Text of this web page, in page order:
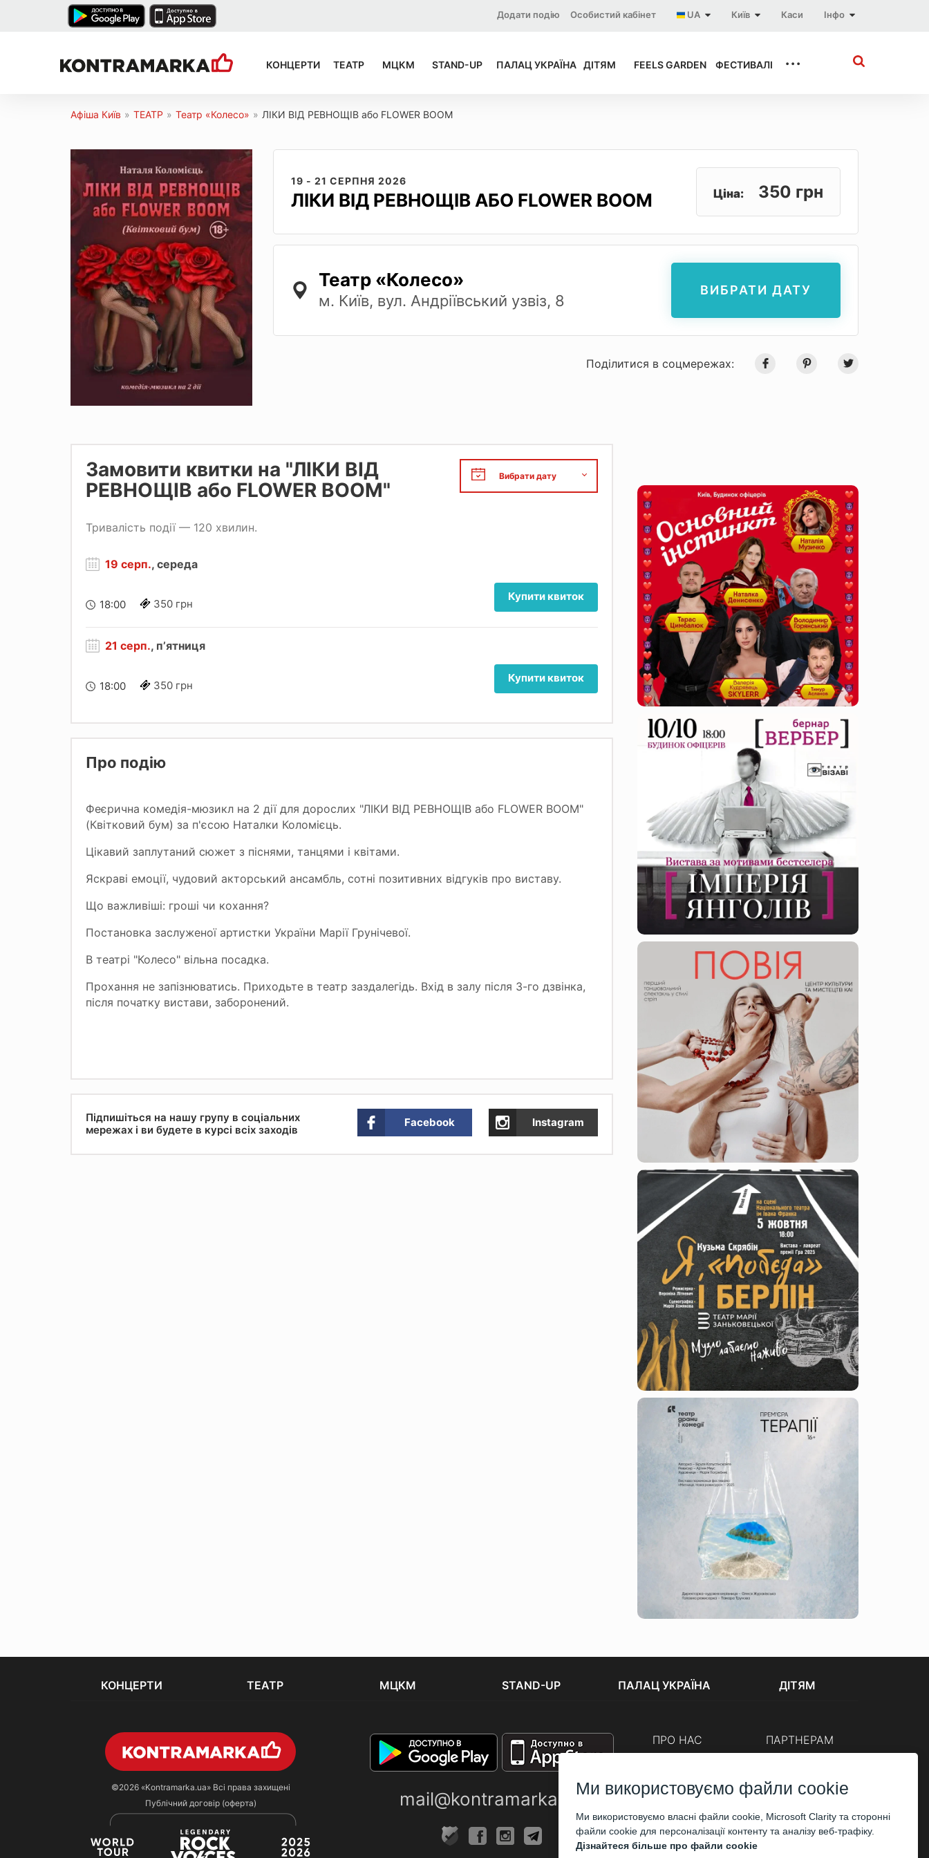
Інфо
Каси
Київ
UA
Особистий кабінет
Додати подію
КОНЦЕРТИ ТЕАТР МЦКМ STAND-UP ПАЛАЦ УКРАЇНА ДІТЯМ FEELS GARDEN ФЕСТИВАЛІ ...
Афіша Київ » ТЕАТР » Театр «Колесо» » ЛІКИ ВІД РЕВНОЩІВ або FLOWER BOOM
19 - 21 СЕРПНЯ 2026
ЛІКИ ВІД РЕВНОЩІВ АБО FLOWER BOOM Ціна: 350 грн
Театр «Колесо»
м. Київ, вул. Андріївський узвіз, 8
ВИБРАТИ ДАТУ
Поділитися в соцмережах:
Замовити квитки на "ЛІКИ ВІД
РЕВНОЩІВ або FLOWER BOOM"
Тривалість події — 120 хвилин.
19 серп., середа
18:00 350 грн
Купити квиток
21 серп., пʼятниця
18:00 350 грн
Купити квиток
Про подію
Феєрична комедія-мюзикл на 2 дії для дорослих "ЛІКИ ВІД РЕВНОЩІВ або FLOWER BOOM"
(Квітковий бум) за п'єсою Наталки Коломієць.
Цікавий заплутаний сюжет з піснями, танцями і квітами.
Яскраві емоції, чудовий акторський ансамбль, сотні позитивних відгуків про виставу.
Що важливіші: гроші чи кохання?
Постановка заслуженої артистки України Марії Грунічевої.
В театрі "Колесо" вільна посадка.
Прохання не запізнюватись. Приходьте в театр заздалегідь. Вхід в залу після 3-го дзвінка,
після початку вистави, заборонений.
Підпишіться на нашу групу в соціальних
мережах і ви будете в курсі всіх заходів
Facebook Instagram
КОНЦЕРТИ ТЕАТР МЦКМ STAND-UP ПАЛАЦ УКРАЇНА ДІТЯМ
©2026 «Kontramarka.ua»Всі права захищені
Публічний договір (оферта)
mail@kontramarka.ua
ПРО НАС ПАРТНЕРАМ
Корпоративним клієнтам
Ми використовуємо файли cookie
Ми використовуємо власні файли cookie, Microsoft Clarity та сторонні
файли cookie для персоналізації контенту та аналізу веб-трафіку.
Дізнайтеся більше про файли cookie